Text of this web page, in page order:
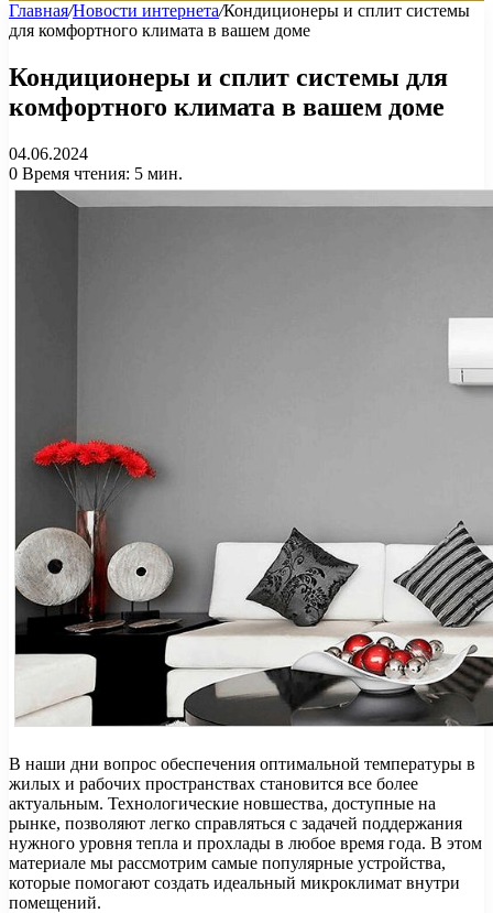
Главная/Новости интернета/Кондиционеры и сплит системы
для комфортного климата в вашем доме
Кондиционеры и сплит системы для
комфортного климата в вашем доме
04.06.2024
0 Время чтения: 5 мин.
В наши дни вопрос обеспечения оптимальной температуры в
жилых и рабочих пространствах становится все более
актуальным. Технологические новшества, доступные на
рынке, позволяют легко справляться с задачей поддержания
нужного уровня тепла и прохлады в любое время года. В этом
материале мы рассмотрим самые популярные устройства,
которые помогают создать идеальный микроклимат внутри
помещений.